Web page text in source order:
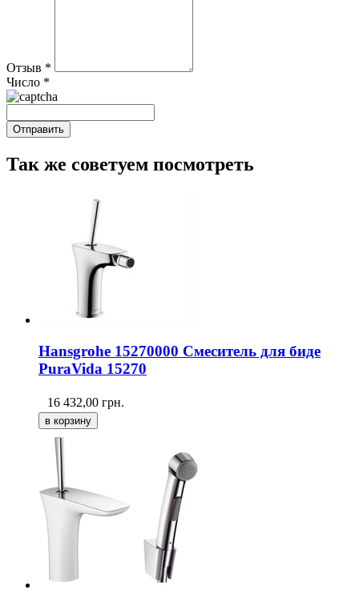
Отзыв *
Число *
Так же советуем посмотреть
Hansgrohe 15270000 Смеситель для биде
PuraVida 15270
16 432,00 грн.